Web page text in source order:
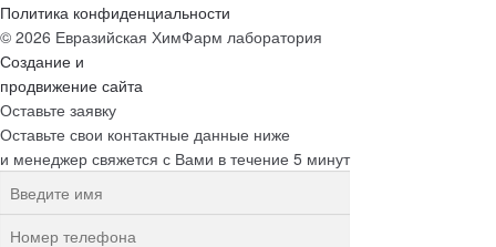
Политика конфиденциальности
© 2026 Евразийская ХимФарм лаборатория
Создание и
продвижение сайта
Оставьте заявку
Оставьте свои контактные данные ниже
и менеджер свяжется с Вами в течение 5 минут